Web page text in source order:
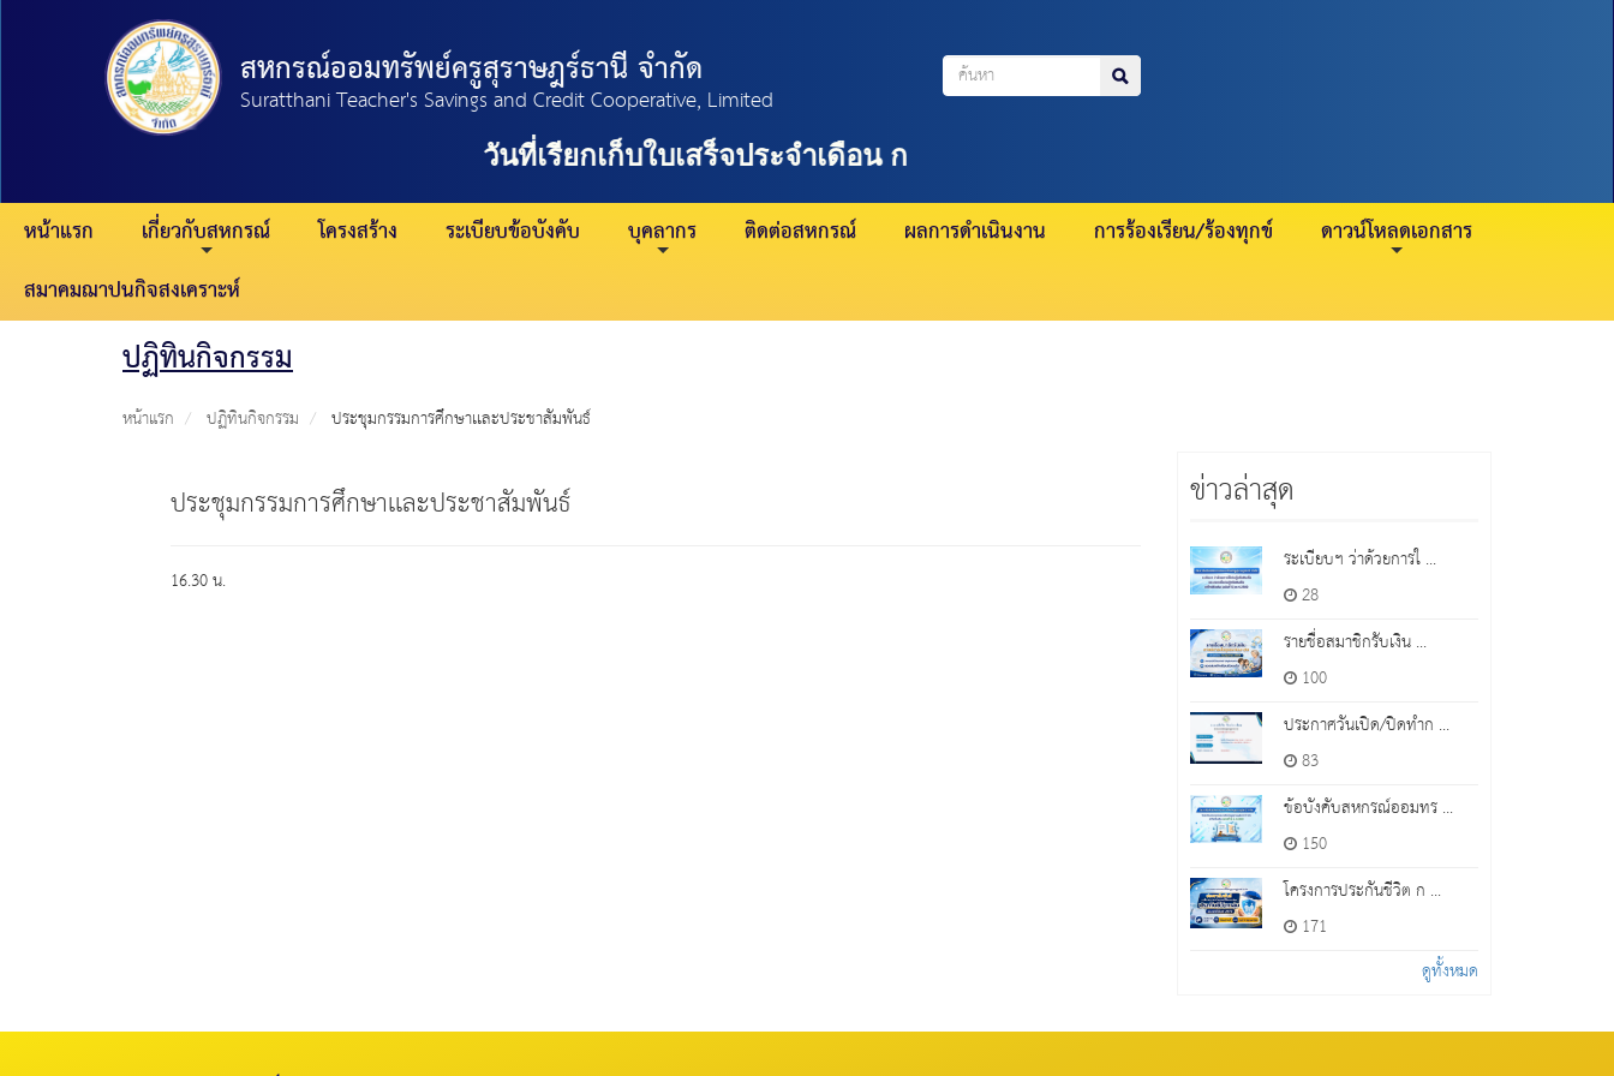
สหกรณ์ออมทรัพย์ครูสุราษฎร์ธานี จำกัด
Suratthani Teacher's Savings and Credit Cooperative, Limited
วันที่เรียกเก็บใบเสร็จประจำเดือน กรกฎาคม 2569
หน้าแรก เกี่ยวกับสหกรณ์ โครงสร้าง ระเบียบข้อบังคับ บุคลากร ติดต่อสหกรณ์ ผลการดำเนินงาน การร้องเรียน/ร้องทุกข์
ดาวน์โหลดเอกสาร
สมาคมฌาปนกิจสงเคราะห์
ปฏิทินกิจกรรม
หน้าแรก ปฏิทินกิจกรรม ประชุมกรรมการศึกษาเเละประชาสัมพันธ์
ประชุมกรรมการศึกษาเเละประชาสัมพันธ์
16.30 น.
ข่าวล่าสุด
ระเบียบฯ ว่าด้วยการใ ...
28
รายชื่อสมาชิกรับเงิน ...
100
ประกาศวันเปิด/ปิดทำก ...
83
ข้อบังคับสหกรณ์ออมทร ...
150
โครงการประกันชีวิต ก ...
171
ดูทั้งหมด